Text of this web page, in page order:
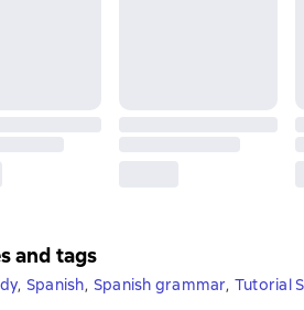
and tags
, Spanish, Spanish grammar, Tutorial